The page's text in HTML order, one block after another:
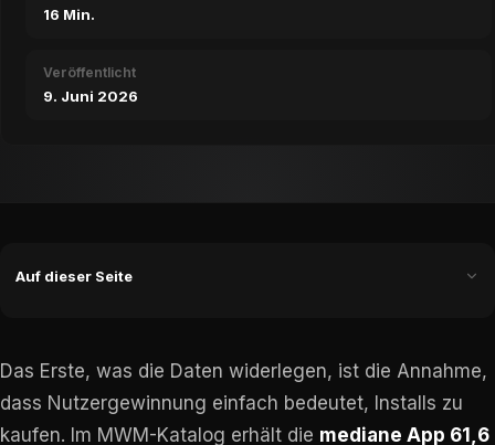
16 Min.
Veröffentlicht
9. Juni 2026
Auf dieser Seite
Das Erste, was die Daten widerlegen, ist die Annahme,
dass Nutzergewinnung einfach bedeutet, Installs zu
kaufen. Im MWM-Katalog erhält die mediane App 61,6